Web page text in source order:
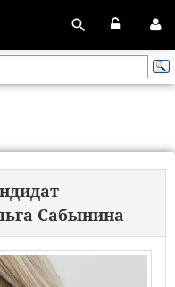
Сабынина